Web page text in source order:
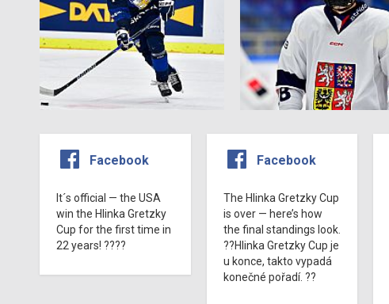
Facebook
It´s official — the USA
win the Hlinka Gretzky
Cup for the first time in
22 years! ????
Facebook
The Hlinka Gretzky Cup
is over — here’s how
the final standings look.
??Hlinka Gretzky Cup je
u konce, takto vypadá
konečné pořadí. ??